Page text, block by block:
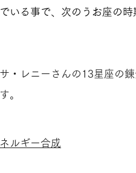
いる事で、次のうお座の
・レニーさんの13星座の
。
ルギー合成